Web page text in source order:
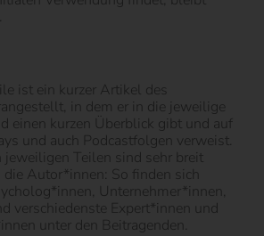
ist ein kurzer Artikel des
in dem er in die jeweilige
einen kurzen Überblick gibt und auf
und auch Podcastfolgen verweist.
jeweiligen Teilen sind sehr breit
die Autor*innen: So finden sich
Unternehmer*innen,
verschiedenste Expert*innen und
unter den Beitragenden.